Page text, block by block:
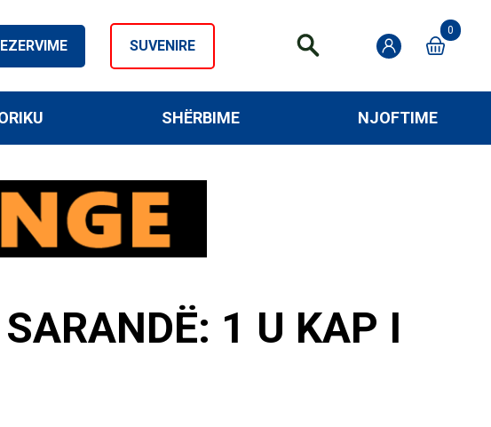
SUVENIRE
0
SHËRBIME NJOFTIME
1 U KAP I